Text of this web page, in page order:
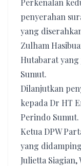
Perkenalan
penyerahan
yang
Zulham
Hutabarat yang
Sumut.
Dilanjutkan
kepada Dr HT
Perindo Sumut.
Ketua DPW
yang
Julietta